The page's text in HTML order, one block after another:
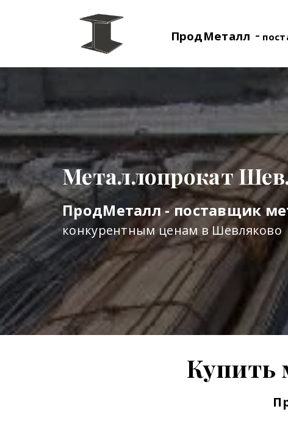
ПродМеталл -
Металлопрокат
ПродМеталл - поставщик
конкурентным ценам в Шевляково
Купить